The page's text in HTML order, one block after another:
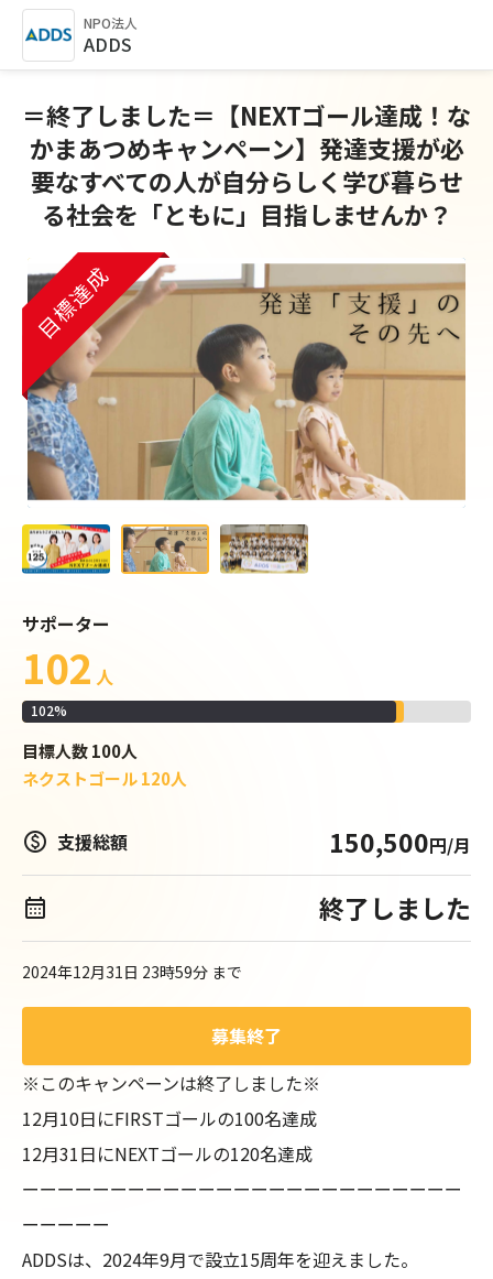
NPO法人
ADDS
＝終了しました＝【NEXTゴール達成！な
かまあつめキャンペーン】発達支援が必
要なすべての人が自分らしく学び暮らせ
る社会を「ともに」目指しませんか？
目標達成
目標達成
目標達成
サポーター
102 人
102%
目標人数100人
ネクストゴール120人
paid 支援総額 150,500円/月
calendar_month 終了しました
2024年12月31日 23時59分 まで
募集終了
※このキャンペーンは終了しました※
12月10日にFIRSTゴールの100名達成
12月31日にNEXTゴールの120名達成
ーーーーーーーーーーーーーーーーーーーーーーーーー
ーーーーー
ADDSは、2024年9月で設立15周年を迎えました。